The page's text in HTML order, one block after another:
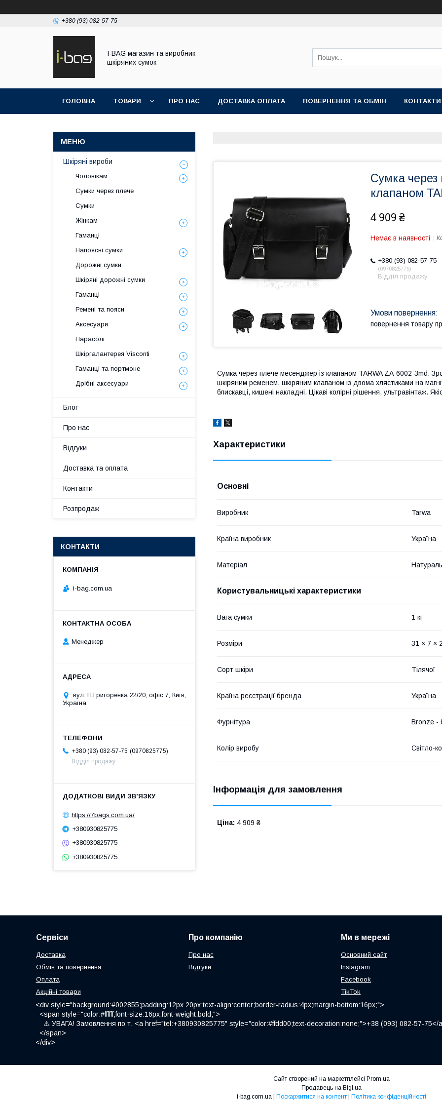
+380 (93) 082-57-75
I-BAG магазин та виробник
шкіряних сумок
ГОЛОВНА ТОВАРИ ПРО НАС ДОСТАВКА ОПЛАТА ПОВЕРНЕННЯ ТА ОБМІН КОНТАКТИ
Сумка через
клапаном
4 909 ₴
Немає в наявності
+380 (93) 082-57-75
0970825775
Відділ продажу
повернення товару
Сумка через плече месенджер із клапаном TARWA ZA-6002-3md.
шкіряним ременем, шкіряним клапаном із двома хлястиками на
блискавці, кишені накладні. Цікаві колірні рішення, ультравінтаж.
Характеристики
Основні
Виробник Tarwa
Країна виробник Україна
Матеріал
Користувальницькі характеристики
Вага сумки 1 кг
Розміри 31 × 7 ×
Сорт шкіри Тілячої
Країна реєстрації бренда Україна
Фурнітура Bronze -
Колір виробу Світло-
Інформація для замовлення
Ціна: 4 909 ₴
Шкіряні вироби
Чоловікам
Сумки через плече
Сумки
Жінкам
Гаманці
Напоясні сумки
Дорожні сумки
Шкіряні дорожні сумки
Гаманці
Ремені та пояси
Аксесуари
Парасолі
Шкіргалантерея Visconti
Гаманці та портмоне
Дрібні аксесуари
Блог
Про нас
Відгуки
Доставка та оплата
Контакти
Розпродаж
КОНТАКТИ
i-bag.com.ua
Менеджер
вул. П.Григоренка 22/20, офіс 7, Київ,
Україна
+380 (93) 082-57-75
0970825775
Відділ продажу
https://7bags.com.ua/
+380930825775
+380930825775
+380930825775
Сервіси
Доставка
Обмін та повернення
Оплата
Акційні товари
Про компанію
Про нас
Відгуки
Ми в мережі
Основний сайт
Instagram
Facebook
TikTok
<div style="background:#002855;padding:12px 20px;text-align:center;border-radius:4px;margin-bottom:16px;">
<span style="color:#ffffff;font-size:16px;font-weight:bold;">
⚠️ УВАГА! Замовлення по т. <a href="tel:+380930825775" style="color:#ffdd00;text-decoration:none;">+38 (093) 082-57-
</span>
</div>
Сайт створений на маркетплейсі Prom.ua
Продавець на Bigl.ua
Поскаржитися на контент Політика конфіденційності